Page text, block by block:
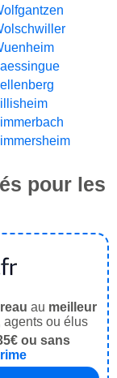
pour les
au meilleur
agents ou élus
ou sans